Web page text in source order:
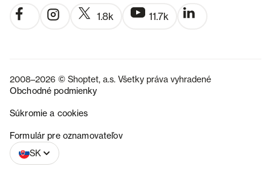
1.8k 11.7k
2008–2026 © Shoptet, a.s. Všetky práva vyhradené
Obchodné podmienky
Súkromie a cookies
Formulár pre oznamovateľov
SK